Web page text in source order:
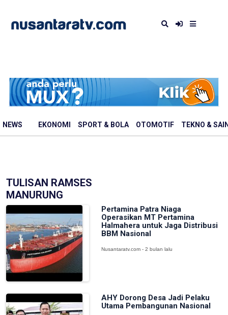
NEWS EKONOMI SPORT & BOLA OTOMOTIF TEKNO &
TULISAN RAMSES
MANURUNG
Pertamina Patra Niaga
Operasikan MT Pertamina
Halmahera untuk Jaga Distribusi
BBM Nasional
Nusantaratv.com - 2 bulan lalu
AHY Dorong Desa Jadi Pelaku
Utama Pembangunan Nasional